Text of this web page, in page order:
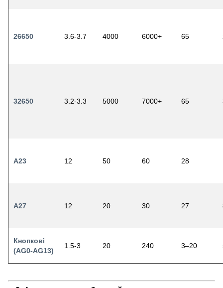
26650 3.6-3.7 4000 6000+ 65
32650 3.2-3.3 5000 7000+ 65
A23 12 50 60 28
A27 12 20 30 27
Кнопкові
(AG0-AG13)
1.5-3 20 240 3–20